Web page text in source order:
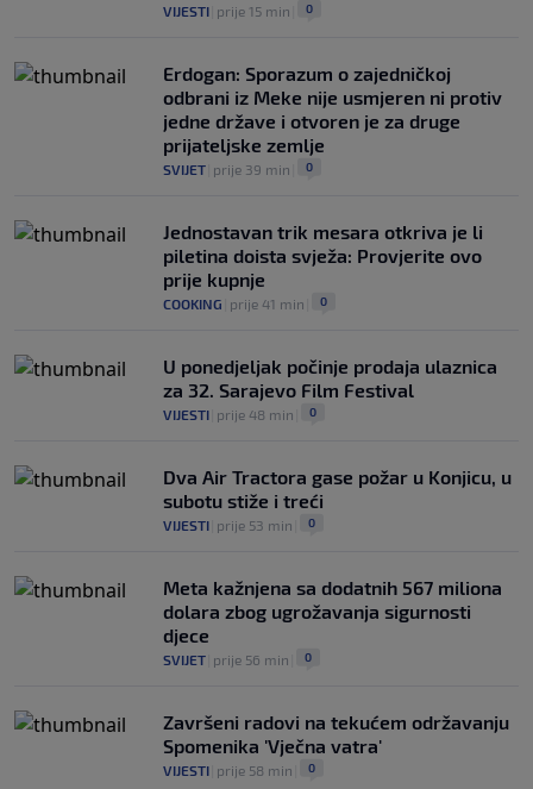
VIJESTI prije 15 min 0
Erdogan: Sporazum o zajedničkoj
odbrani iz Meke nije usmjeren ni protiv
jedne države i otvoren je za druge
prijateljske zemlje
SVIJET prije 39 min 0
Jednostavan trik mesara otkriva je li
piletina doista svježa: Provjerite ovo
prije kupnje
COOKING prije 41 min 0
U ponedjeljak počinje prodaja ulaznica
za 32. Sarajevo Film Festival
VIJESTI prije 48 min 0
Dva Air Tractora gase požar u Konjicu, u
subotu stiže i treći
VIJESTI prije 53 min 0
Meta kažnjena sa dodatnih 567 miliona
dolara zbog ugrožavanja sigurnosti
djece
SVIJET prije 56 min 0
Završeni radovi na tekućem održavanju
Spomenika 'Vječna vatra'
VIJESTI prije 58 min 0